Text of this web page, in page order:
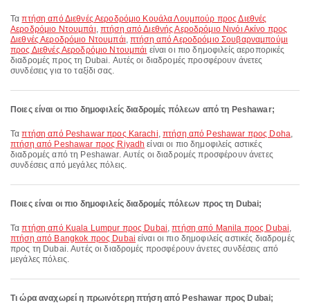
Ταπτήση από Διεθνές Αεροδρόμιο Κουάλα Λουμπούρ προς Διεθνές
Αεροδρόμιο Ντουμπάι, πτήση από Διεθνής Αεροδρόμιο Νινόι Ακίνο προς
Διεθνές Αεροδρόμιο Ντουμπάι,πτήση από Αεροδρόμιο Σουβαρναμπούμι
προς Διεθνές Αεροδρόμιο Ντουμπάι είναι οι πιο δημοφιλείς αεροπορικές
διαδρομές προς τη Dubai. Αυτές οι διαδρομές προσφέρουν άνετες
συνδέσεις για το ταξίδι σας.
Ποιες είναι οι πιο δημοφιλείς διαδρομές πόλεων από τη Peshawar;
Ταπτήση από Peshawar προς Karachi,πτήση από Peshawar προς Doha,
πτήση από Peshawar προς Riyadh είναι οι πιο δημοφιλείς αστικές
διαδρομές από τη Peshawar. Αυτές οι διαδρομές προσφέρουν άνετες
συνδέσεις από μεγάλες πόλεις.
Ποιες είναι οι πιο δημοφιλείς διαδρομές πόλεων προς τη Dubai;
Ταπτήση από Kuala Lumpur προς Dubai,πτήση από Manila προς Dubai,
πτήση από Bangkok προς Dubai είναι οι πιο δημοφιλείς αστικές διαδρομές
προς τη Dubai. Αυτές οι διαδρομές προσφέρουν άνετες συνδέσεις από
μεγάλες πόλεις.
Τι ώρα αναχωρεί η πρωινότερη πτήση από Peshawar προς Dubai;